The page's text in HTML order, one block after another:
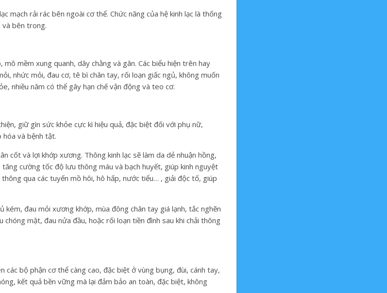
mạch rải rác bên ngoài cơ thể. Chức năng của hệ kinh lạc là thống
và bên trong.
mềm xung quanh, dây chằng và gân. Các biểu hiện trên hay
nhức mỏi, đau cơ, tê bì chân tay, rối loạn giấc ngủ, không muốn
nhiều năm có thể gây hạn chế vận động và teo cơ.
giữ gìn sức khỏe cực kì hiệu quả, đặc biệt đối với phụ nữ,
hóa và bệnh tật.
cốt và lợi khớp xương. Thông kinh lạc sẽ làm da dẻ nhuận hồng,
cường tốc độ lưu thông máu và bạch huyết, giúp kinh nguyệt
qua các tuyến mồ hôi, hô hấp, nước tiểu… , giải độc tố, giúp
đau mỏi xương khớp, mùa đông chân tay giá lạnh, tắc nghẽn
mặt, đau nửa đầu, hoặc rối loạn tiền đình sau khi chải thông
bộ phận cơ thể càng cao, đặc biệt ở vùng bụng, đùi, cánh tay,
kết quả bền vững mà lại đảm bảo an toàn, đặc biệt, không